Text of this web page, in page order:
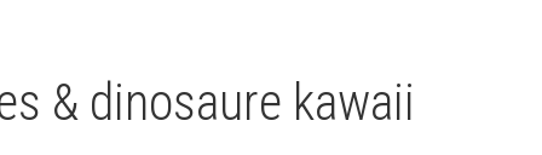
& dinosaure kawaii